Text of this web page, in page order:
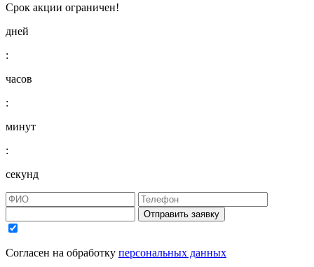
Срок акции ограничен!
дней
:
часов
:
минут
:
секунд
Отправить заявку
Согласен на обработку персональных данных